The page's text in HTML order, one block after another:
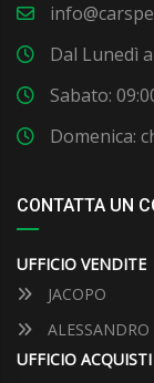
Dal Lunedì
Sabato:
Domenica:
CONTATTA UN
UFFICIO VENDITE
JACOPO
ALESSANDRO
UFFICIO ACQUISTI